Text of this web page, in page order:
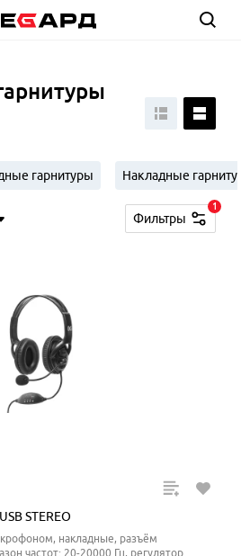
гарнитуры Накладные
Фильтры
1
STEREO
накладные, разъём
частот: 20-20000 Гц, регулятор